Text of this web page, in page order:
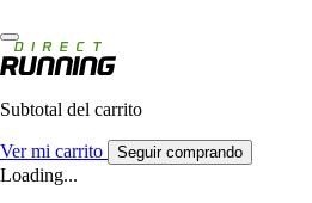
Subtotal del carrito
Ver mi carrito Seguir comprando
Loading...